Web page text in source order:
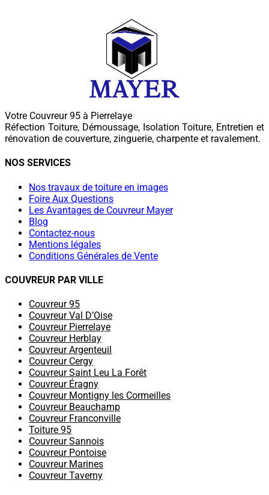
Votre Couvreur 95 à Pierrelaye
Réfection Toiture, Démoussage, Isolation Toiture, Entretien et
rénovation de couverture, zinguerie, charpente et ravalement.
NOS SERVICES
Nos travaux de toiture en images
Foire Aux Questions
Les Avantages de Couvreur Mayer
Blog
Contactez-nous
Mentions légales
Conditions Générales de Vente
COUVREUR PAR VILLE
Couvreur 95
Couvreur Val D’Oise
Couvreur Pierrelaye
Couvreur Herblay
Couvreur Argenteuil
Couvreur Cergy
Couvreur Saint Leu La Forêt
Couvreur Éragny
Couvreur Montigny les Cormeilles
Couvreur Beauchamp
Couvreur Franconville
Toiture 95
Couvreur Sannois
Couvreur Pontoise
Couvreur Marines
Couvreur Taverny